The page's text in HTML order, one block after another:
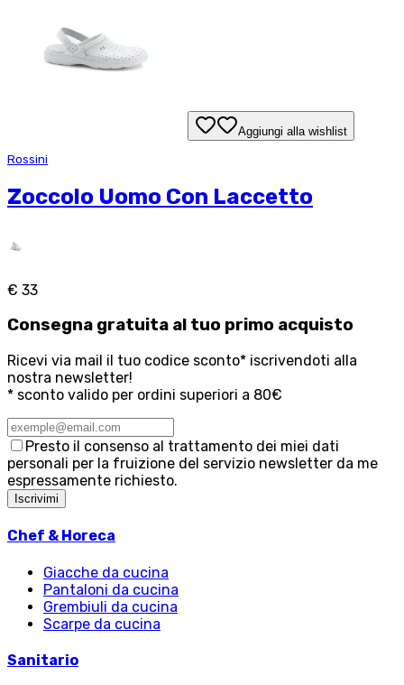
Aggiungi alla wishlist
Rossini
Zoccolo Uomo Con Laccetto
€ 33
Consegna gratuita al tuo primo acquisto
Ricevi via mail il tuo codice sconto* iscrivendoti alla
nostra newsletter!
* sconto valido per ordini superiori a 80€
Presto il consenso al trattamento dei miei dati
personali per la fruizione del servizio newsletter da me
espressamente richiesto.
Iscrivimi
Chef & Horeca
Giacche da cucina
Pantaloni da cucina
Grembiuli da cucina
Scarpe da cucina
Sanitario